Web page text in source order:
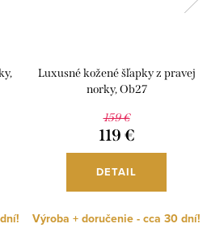
Luxusné kožené šľapky z pravej
norky, Ob27
159 €
119 €
DETAIL
Výroba + doručenie - cca 30 dní!